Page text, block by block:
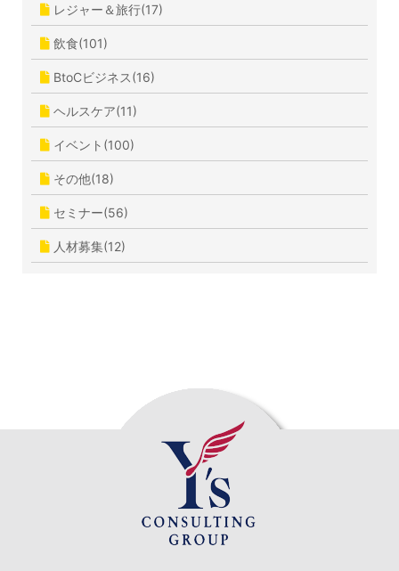
レジャー＆旅行(17)
飲食(101)
BtoCビジネス(16)
ヘルスケア(11)
イベント(100)
その他(18)
セミナー(56)
人材募集(12)